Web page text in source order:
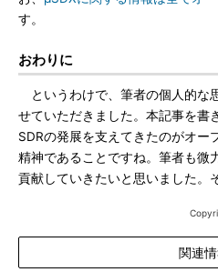
す。
おわりに
というわけで、筆者の個人的な
せていただきました。本記事を書
SDRの発展を支えてきたのがオー
精神であることですね。筆者も微
貢献していきたいと思いました。
関連